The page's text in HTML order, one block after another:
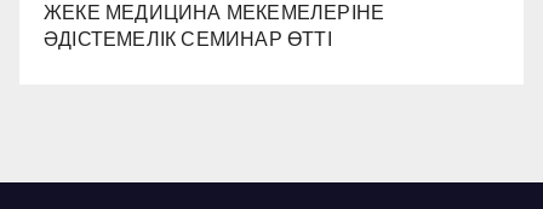
ЖЕКЕ МЕДИЦИНА МЕКЕМЕЛЕРІНЕ
ӘДІСТЕМЕЛІК СЕМИНАР ӨТТІ